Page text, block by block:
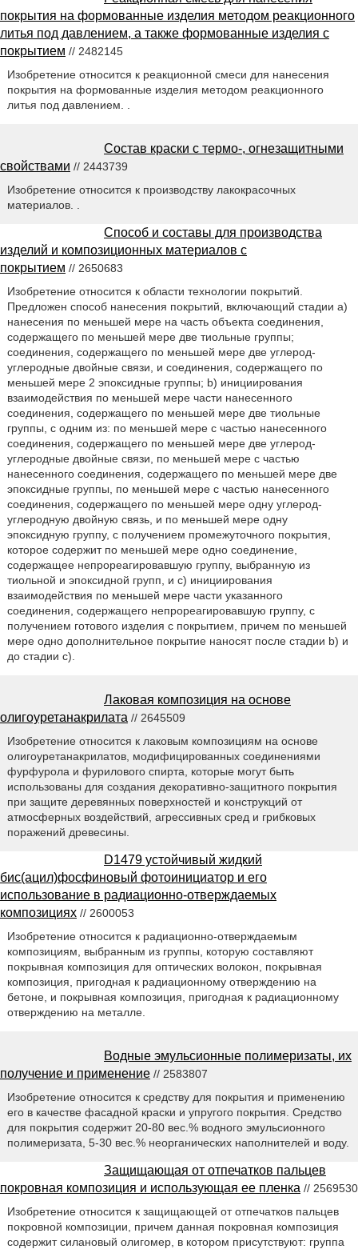
покрытия на формованные изделия методом реакционного
литья под давлением, а также формованные изделия с
покрытием // 2482145
Изобретение относится к реакционной смеси для нанесения
покрытия на формованные изделия методом реакционного
литья под давлением. .
Состав краски с термо-, огнезащитными
свойствами // 2443739
Изобретение относится к производству лакокрасочных
материалов. .
Способ и составы для производства
изделий и композиционных материалов с
покрытием // 2650683
Изобретение относится к области технологии покрытий.
Предложен способ нанесения покрытий, включающий стадии a)
нанесения по меньшей мере на часть объекта соединения,
содержащего по меньшей мере две тиольные группы;
соединения, содержащего по меньшей мере две углерод-
углеродные двойные связи, и соединения, содержащего по
меньшей мере 2 эпоксидные группы; b) инициирования
взаимодействия по меньшей мере части нанесенного
соединения, содержащего по меньшей мере две тиольные
группы, с одним из: по меньшей мере с частью нанесенного
соединения, содержащего по меньшей мере две углерод-
углеродные двойные связи, по меньшей мере с частью
нанесенного соединения, содержащего по меньшей мере две
эпоксидные группы, по меньшей мере с частью нанесенного
соединения, содержащего по меньшей мере одну углерод-
углеродную двойную связь, и по меньшей мере одну
эпоксидную группу, с получением промежуточного покрытия,
которое содержит по меньшей мере одно соединение,
содержащее непрореагировавшую группу, выбранную из
тиольной и эпоксидной групп, и c) инициирования
взаимодействия по меньшей мере части указанного
соединения, содержащего непрореагировавшую группу, с
получением готового изделия с покрытием, причем по меньшей
мере одно дополнительное покрытие наносят после стадии b) и
до стадии c).
Лаковая композиция на основе
олигоуретанакрилата // 2645509
Изобретение относится к лаковым композициям на основе
олигоуретанакрилатов, модифицированных соединениями
фурфурола и фурилового спирта, которые могут быть
использованы для создания декоративно-защитного покрытия
при защите деревянных поверхностей и конструкций от
атмосферных воздействий, агрессивных сред и грибковых
поражений древесины.
D1479 устойчивый жидкий
бис(ацил)фосфиновый фотоинициатор и его
использование в радиационно-отверждаемых
композициях // 2600053
Изобретение относится к радиационно-отверждаемым
композициям, выбранным из группы, которую составляют
покрывная композиция для оптических волокон, покрывная
композиция, пригодная к радиационному отверждению на
бетоне, и покрывная композиция, пригодная к радиационному
отверждению на металле.
Водные эмульсионные полимеризаты, их
получение и применение // 2583807
Изобретение относится к средству для покрытия и применению
его в качестве фасадной краски и упругого покрытия. Средство
для покрытия содержит 20-80 вес.% водного эмульсионного
полимеризата, 5-30 вес.% неорганических наполнителей и воду.
Защищающая от отпечатков пальцев
покровная композиция и использующая ее пленка // 2569530
Изобретение относится к защищающей от отпечатков пальцев
покровной композиции, причем данная покровная композиция
содержит силановый олигомер, в котором присутствуют: группа